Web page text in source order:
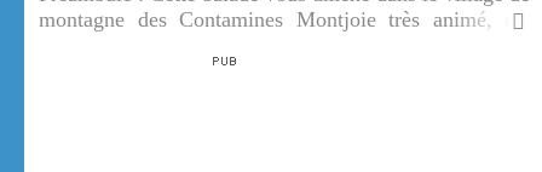
montagne des Contamines Montjoie très animé, été
découvrirez une très coquette église baroque et de